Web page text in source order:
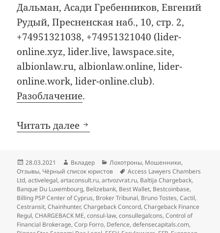
Дальман, Асади Гребенников, Евгений
Рудый, Пресненская наб., 10, стр. 2,
+74951321038, +74951321040 (lider-
online.xyz, lider.live, lawspace.site,
albionlaw.ru, albionlaw.online, lider-
online.work, lider-online.club).
Разоблачение.
Читать далее Добавления в чёрный
Опубликовано
28.03.2021 Автор
Вкладер Рубрики
Лохотроны, Мошенники,
Отзывы, Чёрный список юристов Метки
Access Lawyers Chambers
Ltd,activelegal,artaconsult.ru,artvozvrat.ru, Baltija Chargeback,
Banque Du Luxembourg, Belizebank, Best Wallet, Bestcoinbase,
Billing PSP Center of Cyprus, Broker Tribunal, Bruno Tostes,Cactil,
Cestransit,Chainhunter,Chargeback Concord,Chargeback Finance
Regul,CHARGEBACK ME,consul-law,consullegalcons,Control of
Financial Brokerage,Corp Forro, Defence,defensecapitals.com,